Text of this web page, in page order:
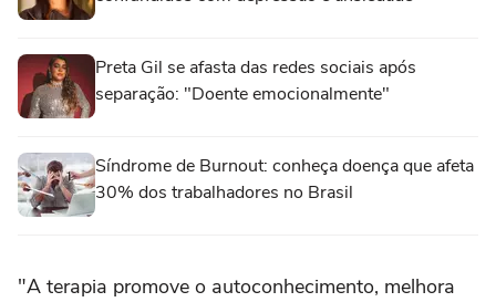
Preta Gil se afasta das redes sociais após
separação: "Doente emocionalmente"
Síndrome de Burnout: conheça doença que afeta
30% dos trabalhadores no Brasil
"A terapia promove o autoconhecimento, melhora